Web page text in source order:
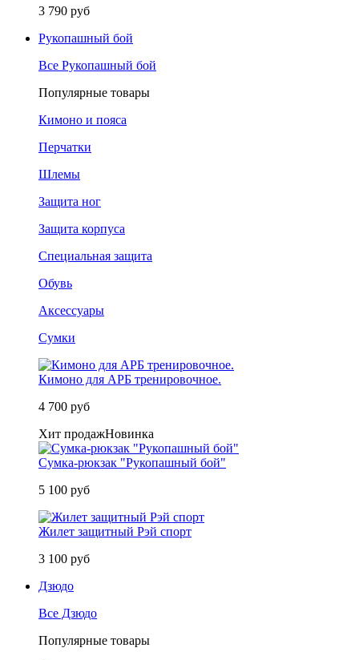
3 790 руб
Рукопашный бой
Все Рукопашный бой
Популярные товары
Кимоно и пояса
Перчатки
Шлемы
Защита ног
Защита корпуса
Специальная защита
Обувь
Аксессуары
Сумки
Кимоно для АРБ тренировочное.
4 700 руб
Хит продажНовинка
Сумка-рюкзак "Рукопашный бой"
5 100 руб
Жилет защитный Рэй спорт
3 100 руб
Дзюдо
Все Дзюдо
Популярные товары